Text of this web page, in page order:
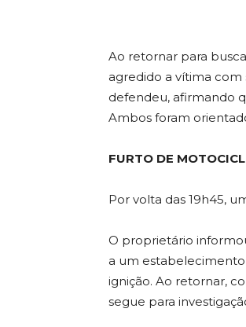
Ao retornar para
agredido a vítima com
defendeu, afirmando
Ambos foram
FURTO DE
Por volta das 19h45,
O proprietário
a um
ignição. Ao retornar,
segue para